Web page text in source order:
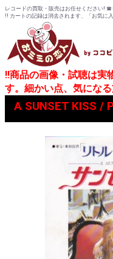
レコードの買取・販売はお任せください! ☎
!! カートの記録は消去されます、「お気に
!!商品の画像・試聴は実
す。細かい点、気にな
A SUNSET KISS /